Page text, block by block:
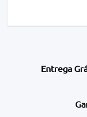
Entrega